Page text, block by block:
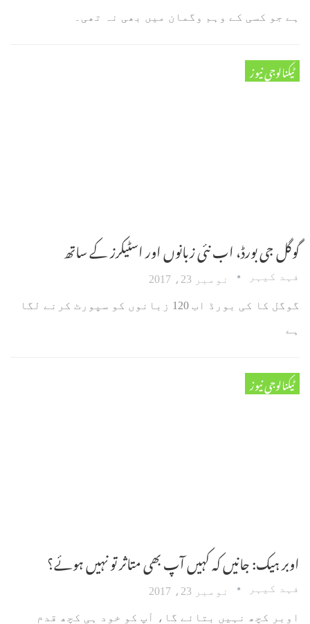
ہے جو کسی کے وہم وگمان میں بھی نہ تھی۔
ٹیکنالوجی نیوز
گوگل جی بورڈ، اب نئی زبانوں اور اسٹیکرز کے ساتھ
فہد کیہر نومبر 23، 2017
گوگل کا کی بورڈ اب 120 زبانوں کو سپورٹ کرنے لگا
ہے
ٹیکنالوجی نیوز
اوبر ہیک: جانیں کہ کہیں آپ بھی متاثر تو نہیں ہوئے؟
فہد کیہر نومبر 23، 2017
اوبر کچھ نہیں بتائے گا، آپ کو خود ہی کچھ قدم